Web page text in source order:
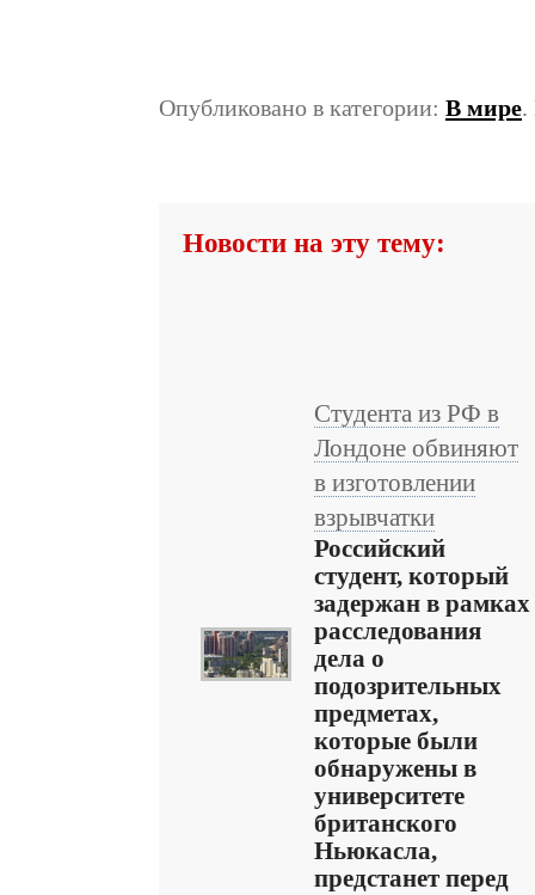
Опубликовано в категории: В мире.
Новости на эту тему:
Студента из РФ в
Лондоне обвиняют
в изготовлении
взрывчатки
Российский
студент, который
задержан в рамках
расследования
дела о
подозрительных
предметах,
которые были
обнаружены в
университете
британского
Ньюкасла,
предстанет перед